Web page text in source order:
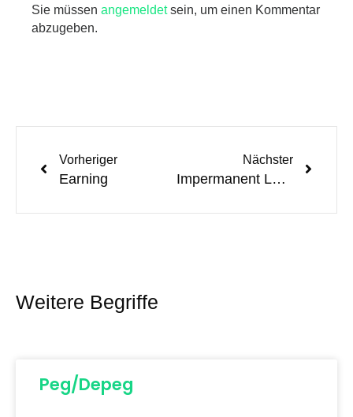
Sie müssen angemeldetsein, um einen Kommentar
abzugeben.
Vorheriger
Earning
Nächster
Impermanent Loss
Weitere Begriffe
Peg/Depeg